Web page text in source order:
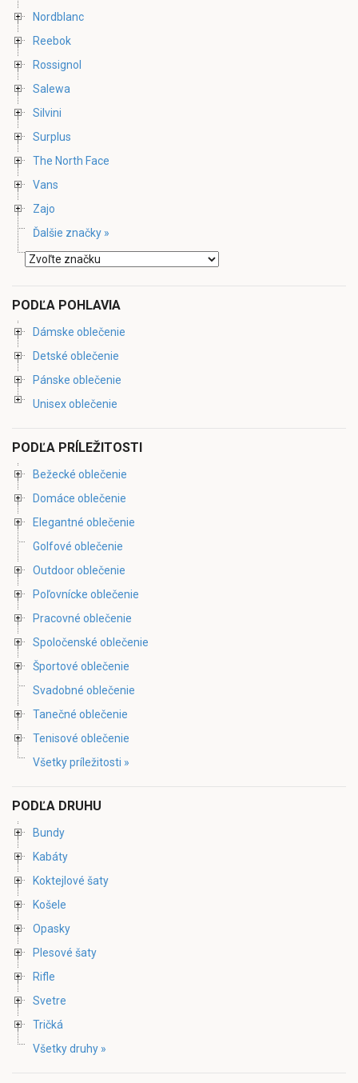
Nordblanc
Reebok
Rossignol
Salewa
Silvini
Surplus
The North Face
Vans
Zajo
Ďalšie značky »
PODĽA POHLAVIA
Dámske oblečenie
Detské oblečenie
Pánske oblečenie
Unisex oblečenie
PODĽA PRÍLEŽITOSTI
Bežecké oblečenie
Domáce oblečenie
Elegantné oblečenie
Golfové oblečenie
Outdoor oblečenie
Poľovnícke oblečenie
Pracovné oblečenie
Spoločenské oblečenie
Športové oblečenie
Svadobné oblečenie
Tanečné oblečenie
Tenisové oblečenie
Všetky príležitosti »
PODĽA DRUHU
Bundy
Kabáty
Koktejlové šaty
Košele
Opasky
Plesové šaty
Rifle
Svetre
Tričká
Všetky druhy »